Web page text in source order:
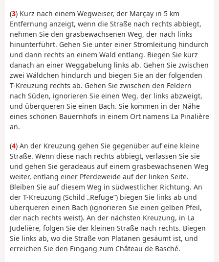
(3) Kurz nach einem Wegweiser, der Marçay in 5 km
Entfernung anzeigt, wenn die Straße nach rechts abbiegt,
nehmen Sie den grasbewachsenen Weg, der nach links
hinunterführt. Gehen Sie unter einer Stromleitung hindurch
und dann rechts an einem Wald entlang. Biegen Sie kurz
danach an einer Weggabelung links ab. Gehen Sie zwischen
zwei Wäldchen hindurch und biegen Sie an der folgenden
T-Kreuzung rechts ab. Gehen Sie zwischen den Feldern
nach Süden, ignorieren Sie einen Weg, der links abzweigt,
und überqueren Sie einen Bach. Sie kommen in der Nähe
eines schönen Bauernhofs in einem Ort namens La Pinalière
an.
(4) An der Kreuzung gehen Sie gegenüber auf eine kleine
Straße. Wenn diese nach rechts abbiegt, verlassen Sie sie
und gehen Sie geradeaus auf einem grasbewachsenen Weg
weiter, entlang einer Pferdeweide auf der linken Seite.
Bleiben Sie auf diesem Weg in südwestlicher Richtung. An
der T-Kreuzung (Schild „Refuge”) biegen Sie links ab und
überqueren einen Bach (ignorieren Sie einen gelben Pfeil,
der nach rechts weist). An der nächsten Kreuzung, in La
Judelière, folgen Sie der kleinen Straße nach rechts. Biegen
Sie links ab, wo die Straße von Platanen gesäumt ist, und
erreichen Sie den Eingang zum Château de Basché.